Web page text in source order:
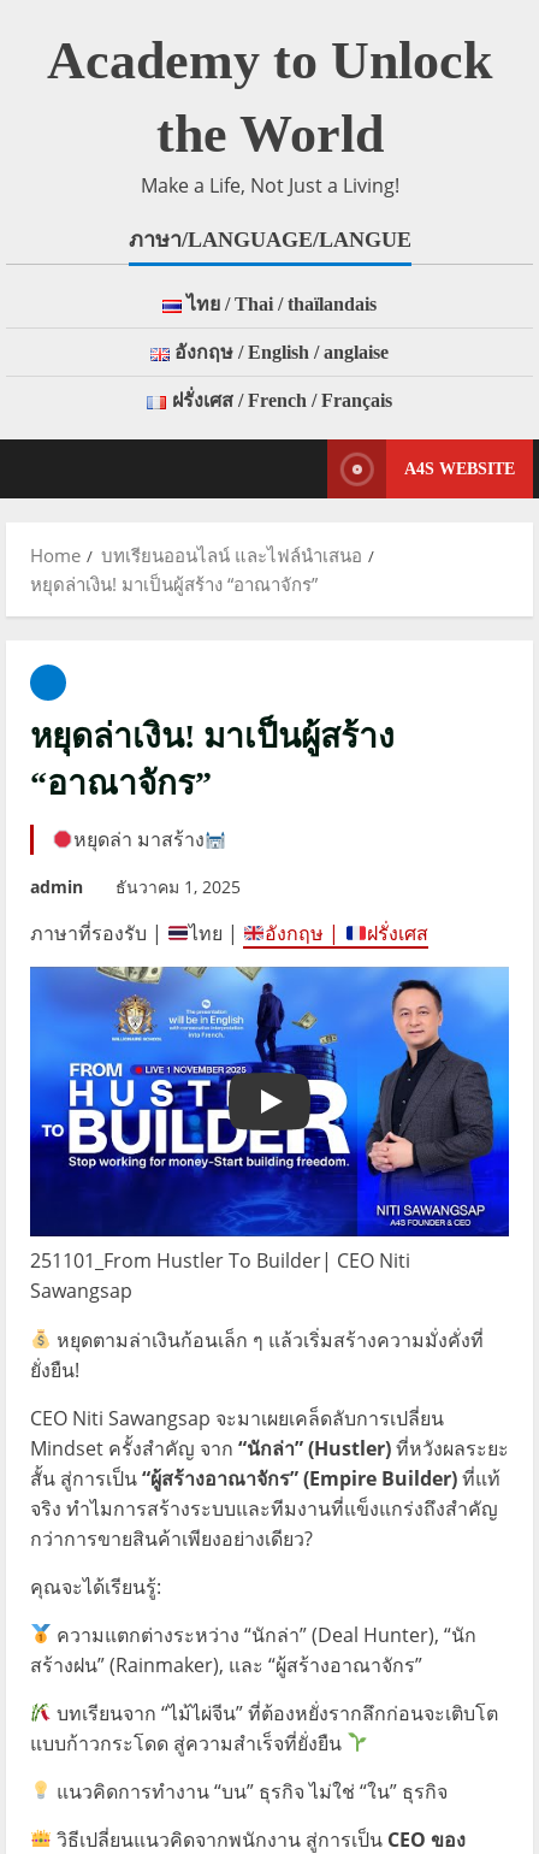
contentAcademy to Unlock
the World
Make a Life, Not Just a Living!
ภาษา/LANGUAGE/LANGUE
ไทย / Thai / thaïlandais
อังกฤษ / English / anglaise
ฝรั่งเศส / French / Français
A4S WEBSITE
Home
บทเรียนออนไลน์ และไฟล์นำเสนอ
หยุดล่าเงิน! มาเป็นผู้สร้าง “อาณาจักร”
หยุดล่าเงิน! มาเป็นผู้สร้าง
“อาณาจักร”
หยุดล่า มาสร้าง
admin ธันวาคม 1, 2025
ภาษาที่รองรับ | ไทย | อังกฤษ | ฝรั่งเศส
Play
251101_From Hustler To Builder| CEO Niti
Sawangsap
หยุดตามล่าเงินก้อนเล็ก ๆ แล้วเริ่มสร้างความมั่งคั่งที่
ยั่งยืน!
CEO Niti Sawangsap จะมาเผยเคล็ดลับการเปลี่ยน
Mindset ครั้งสำคัญ จาก “นักล่า” (Hustler)ที่หวังผลระยะ
สั้น สู่การเป็น“ผู้สร้างอาณาจักร” (Empire Builder)ที่แท้
จริง ทำไมการสร้างระบบและทีมงานที่แข็งแกร่งถึงสำคัญ
กว่าการขายสินค้าเพียงอย่างเดียว?
คุณจะได้เรียนรู้:
ความแตกต่างระหว่าง “นักล่า” (Deal Hunter), “นัก
สร้างฝน” (Rainmaker), และ “ผู้สร้างอาณาจักร”
บทเรียนจาก “ไม้ไผ่จีน” ที่ต้องหยั่งรากลึกก่อนจะเติบโต
แบบก้าวกระโดด สู่ความสำเร็จที่ยั่งยืน
แนวคิดการทำงาน “บน” ธุรกิจ ไม่ใช่ “ใน” ธุรกิจ
วิธีเปลี่ยนแนวคิดจากพนักงาน สู่การเป็น CEO ของ